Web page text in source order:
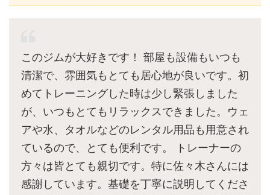
このジムが大好きです！ 部屋も設備もいつも
清潔で、雰囲気もとても居心地が良いです。初
めてトレーニングした時は少し緊張しました
が、いつもとてもリラックスできました。ウェ
アや水、タオルなどのレンタル用品も用意され
ているので、とても便利です。 トレーナーの
方々は皆とても親切です。特に佐々木さんには
感謝しています。基礎を丁寧に説明してくださ